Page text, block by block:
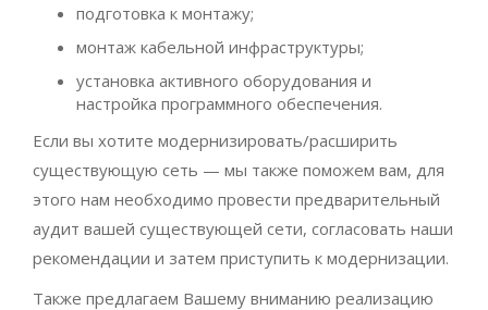
подготовка к монтажу;
монтаж кабельной инфраструктуры;
установка активного оборудования и
настройка программного обеспечения.
Если вы хотите модернизировать/расширить
существующую сеть — мы также поможем вам, для
этого нам необходимо провести предварительный
аудит вашей существующей сети, согласовать наши
рекомендации и затем приступить к модернизации.
Также предлагаем Вашему вниманию реализацию